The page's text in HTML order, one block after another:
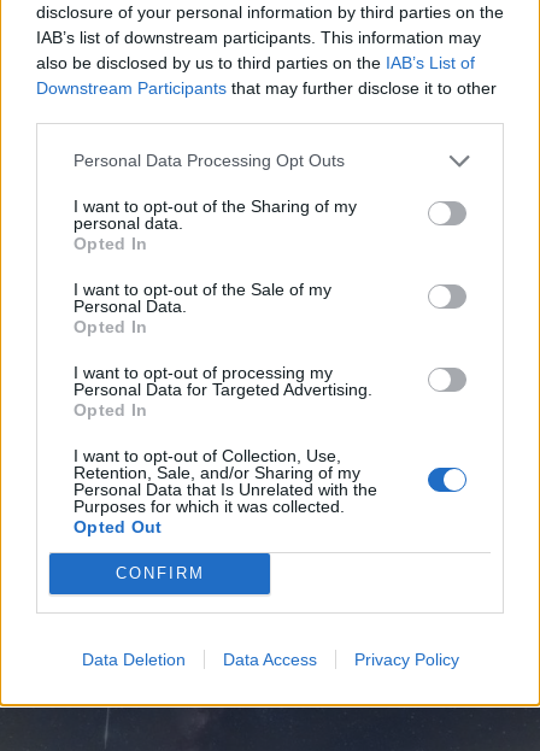
disclosure of your personal information by third parties on the
IAB’s list of downstream participants. This information may
also be disclosed by us to third parties on the IAB’s List of
Downstream Participants that may further disclose it to other
Personal Data Processing Opt Outs
I want to opt-out of the Sharing of my
personal data.
Opted In
I want to opt-out of the Sale of my
Personal Data.
Opted In
I want to opt-out of processing my
Personal Data for Targeted Advertising.
Opted In
I want to opt-out of Collection, Use,
Retention, Sale, and/or Sharing of my
Personal Data that Is Unrelated with the
Purposes for which it was collected.
Opted Out
CONFIRM
Data Deletion Data Access Privacy Policy
VIABILITÀ
Weekend da “bollino nero” per
l’esodo estivo. Previsti oltre 25
milioni di mezzi in viaggio